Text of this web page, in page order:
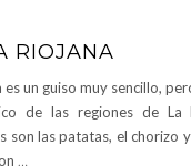
RIOJANA
un guiso muy sencillo,
de las regiones de La
son las patatas, el chorizo
…